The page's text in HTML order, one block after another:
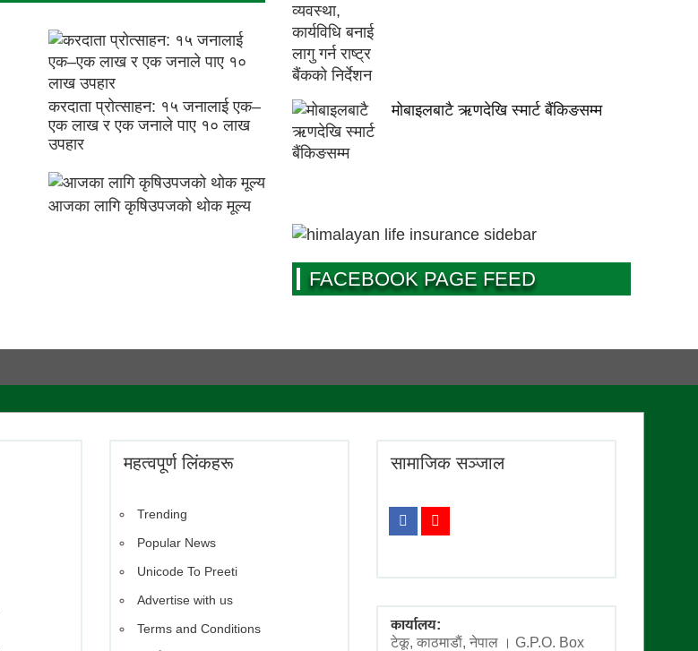
करदाता प्रोत्साहन: १५ जनालाई एक–
एक लाख र एक जनाले पाए १० लाख
उपहार
आजका लागि कृषिउपजको थोक मूल्य
मोबाइलबाटै ऋणदेखि स्मार्ट बैंकिङसम्म
FACEBOOK PAGE FEED
महत्वपूर्ण लिंकहरू
Trending
Popular News
Unicode To Preeti
Advertise with us
Terms and Conditions
सामाजिक सञ्जाल
कार्यालय:
टेकू, काठमाडाैं, नेपाल । G.P.O. Box